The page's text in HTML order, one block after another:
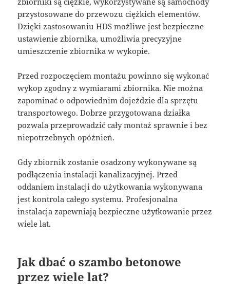
przystosowane do przewozu ciężkich elementów.
Dzięki zastosowaniu HDS możliwe jest bezpieczne
ustawienie zbiornika, umożliwia precyzyjne
umieszczenie zbiornika w wykopie.
Przed rozpoczęciem montażu powinno się wykonać
wykop zgodny z wymiarami zbiornika. Nie można
zapominać o odpowiednim dojeździe dla sprzętu
transportowego. Dobrze przygotowana działka
pozwala przeprowadzić cały montaż sprawnie i bez
niepotrzebnych opóźnień.
Gdy zbiornik zostanie osadzony wykonywane są
podłączenia instalacji kanalizacyjnej. Przed
oddaniem instalacji do użytkowania wykonywana
jest kontrola całego systemu. Profesjonalna
instalacja zapewniają bezpieczne użytkowanie przez
wiele lat.
Jak dbać o szambo betonowe
przez wiele lat?